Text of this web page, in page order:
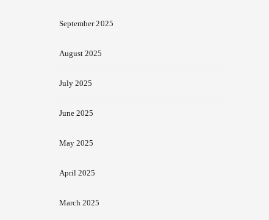
September 2025
August 2025
July 2025
June 2025
May 2025
April 2025
March 2025